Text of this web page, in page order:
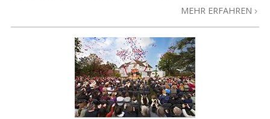
MEHR ERFAHREN